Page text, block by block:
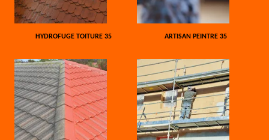
HYDROFUGE TOITURE 35 ARTISAN PEINTRE 35